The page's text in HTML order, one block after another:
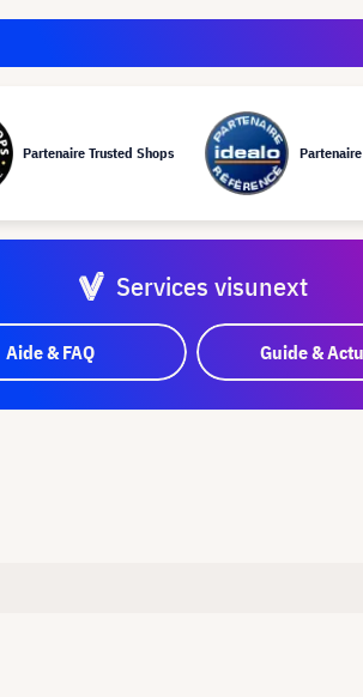
Partenaire Trusted Shops
Services visunext
Aide & FAQ Guide &